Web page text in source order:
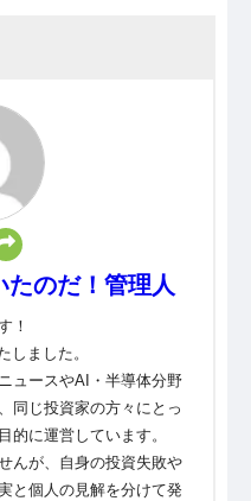
のだ！管理人
！
しました。
ュースやAI・半導体分野
同じ投資家の方々にとっ
的に運営しています。
んが、自身の投資失敗や
と個人の見解を分けて発